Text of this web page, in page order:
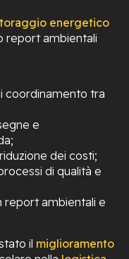
energetico
report ambientali
coordinamento tra
e
dei costi;
di qualità e
report ambientali e
il miglioramento